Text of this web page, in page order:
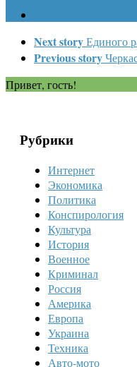
Next storyЕдиного
Previous story
Привет, гость!
Рубрики
Интернет
Экономика
Политика
Конспирология
Культура
История
Военное
Криминал
Россия
Америка
Европа
Украина
Техника
Авто-мото